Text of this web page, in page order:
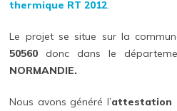
thermique RT 2012.
Le projet se situe sur la
50560donc dans le
NORMANDIE.
Nous avons généré l’attestation